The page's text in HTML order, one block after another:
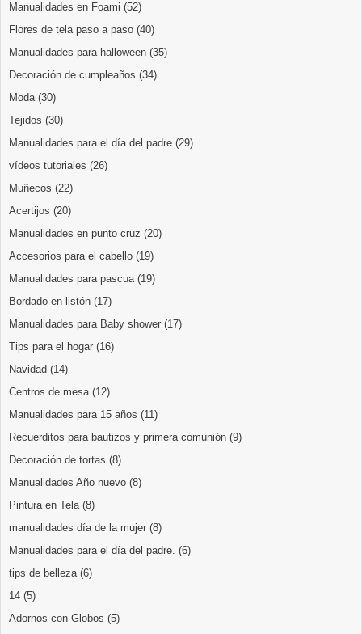
Manualidades en Foami (52)
Flores de tela paso a paso (40)
Manualidades para halloween (35)
Decoración de cumpleaños (34)
Moda (30)
Tejidos (30)
Manualidades para el día del padre (29)
vídeos tutoriales (26)
Muñecos (22)
Acertijos (20)
Manualidades en punto cruz (20)
Accesorios para el cabello (19)
Manualidades para pascua (19)
Bordado en listón (17)
Manualidades para Baby shower (17)
Tips para el hogar (16)
Navidad (14)
Centros de mesa (12)
Manualidades para 15 años (11)
Recuerditos para bautizos y primera comunión (9)
Decoración de tortas (8)
Manualidades Año nuevo (8)
Pintura en Tela (8)
manualidades día de la mujer (8)
Manualidades para el día del padre. (6)
tips de belleza (6)
14 (5)
Adornos con Globos (5)